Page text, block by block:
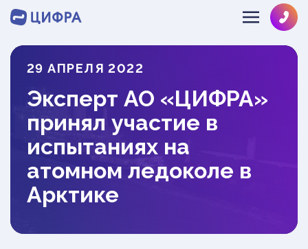
О КОМПАНИИ
ЛИЦЕНЗИИ
НАПРАВЛЕНИЯ
ГИДРОГАЗОДИНАМИКА
ДИНАМИКА И ПРОЧНОСТЬ
РАЗРАБОТКА ПО
ОТРАСЛИ
МАШИНОСТРОЕНИЕ
ИНФОЦЕНТР
SOLVE@MULTIPHYSICS.RU
+78126484286
29 АПРЕЛЯ 2022
Эксперт АО «ЦИФРА»
принял участие в
испытаниях на
атомном ледоколе в
Арктике